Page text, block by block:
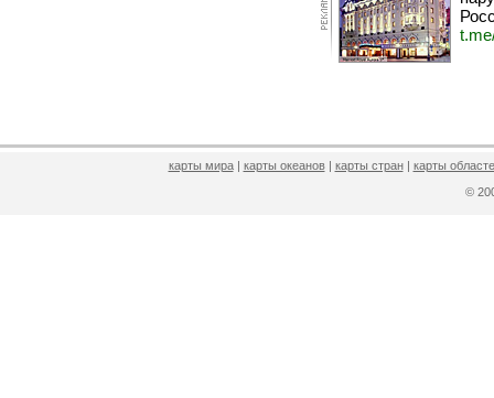
карты мира| карты океанов| карты стран| карты
©